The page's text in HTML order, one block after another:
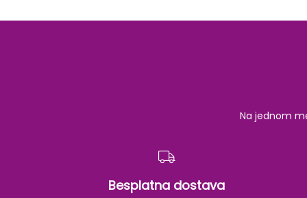
Na jednom
Besplatna dostava